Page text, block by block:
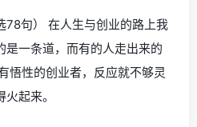
78句） 在人生与创业的路上我
是一条道，而有的人走出来的
悟性的创业者，反应就不够灵
起来。